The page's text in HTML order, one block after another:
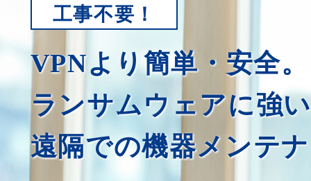
工事不要！
VPNより簡単・安全。
ランサムウェアに強
遠隔での機器メンテ